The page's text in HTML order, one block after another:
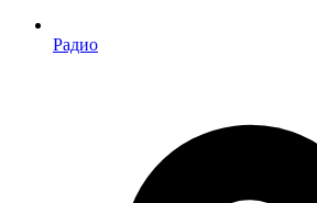
Радио